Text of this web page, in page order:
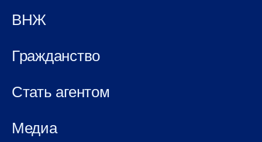
Медиа
Стать агентом
Гражданство
ВНЖ